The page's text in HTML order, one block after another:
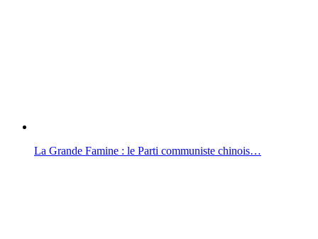
La Grande Famine : le Parti communiste chinois…